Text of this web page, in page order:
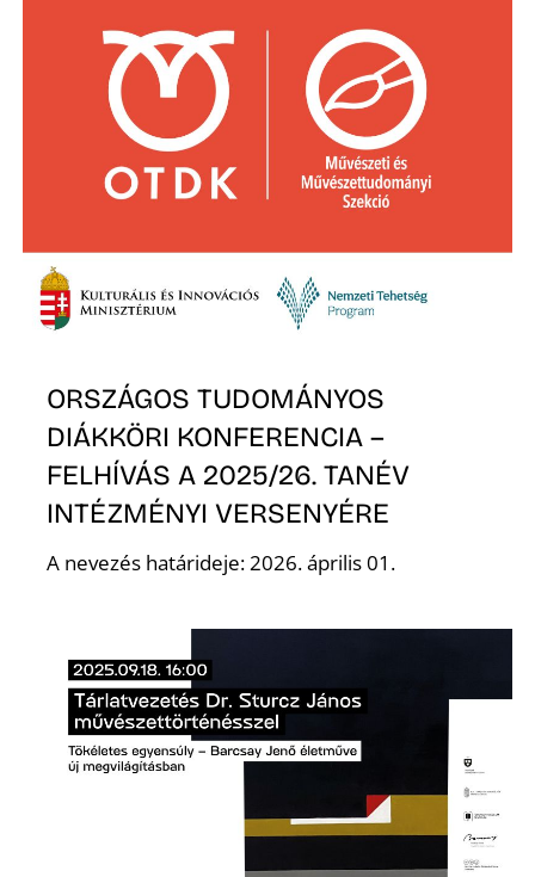
ORSZÁGOS TUDOMÁNYOS
DIÁKKÖRI KONFERENCIA –
FELHÍVÁS A 2025/26. TANÉV
INTÉZMÉNYI VERSENYÉRE
A nevezés határideje: 2026. április 01.